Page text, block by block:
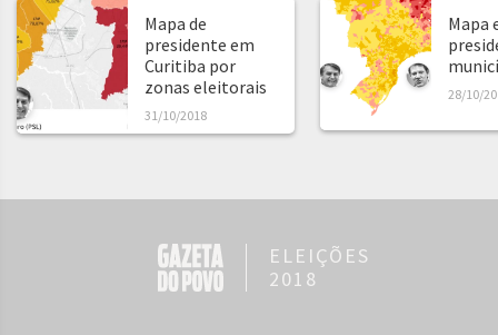
Mapa de
presidente em
Curitiba por
zonas eleitorais
31/10/2018
Mapa
28/10/
ELEIÇÕES
2018